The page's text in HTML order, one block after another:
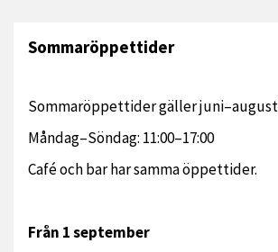
Sommaröppettider
Sommaröppettider gäller
Måndag–Söndag: 11:00–17:00
Café och bar har samma öppettider.
Från 1 september